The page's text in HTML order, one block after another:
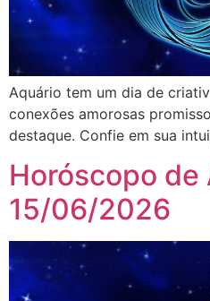
Aquário tem um dia de
conexões amorosas
destaque. Confie em sua
Horóscopo
15/06/2026